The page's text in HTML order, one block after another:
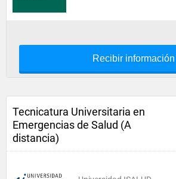
Recibir información
Tecnicatura Universitaria en
Emergencias de Salud (A
distancia)